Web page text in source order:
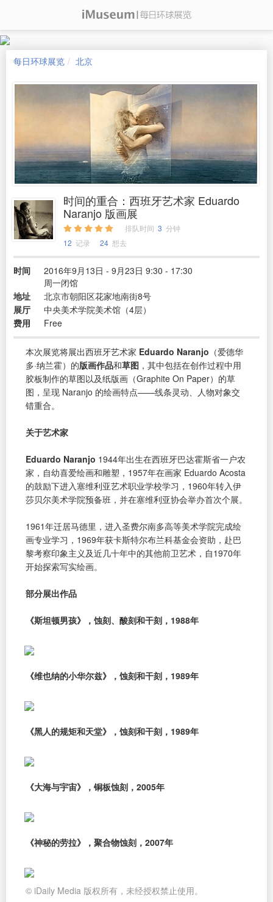
每日环球展览 北京
时间的重合：西班牙艺术家 Eduardo
Naranjo 版画展
排队时间 3 分钟
12 记录 24 想去
时间
2016年9月13日 - 9月23日 9:30 - 17:30
周一闭馆
地址
北京市朝阳区花家地南街8号
展厅
中央美术学院美术馆（4层）
费用
Free
本次展览将展出西班牙艺术家 Eduardo Naranjo （爱德华
多·纳兰霍）的版画作品和草图 ，其中包括在创作过程中用
胶板制作的草图以及纸版画（Graphite On Paper）的草
图，呈现 Naranjo 的绘画特点——线条灵动、人物对象交
错重合。
关于艺术家
Eduardo Naranjo 1944年出生在西班牙巴达霍斯省一户农
家，自幼喜爱绘画和雕塑，1957年在画家 Eduardo Acosta
的鼓励下进入塞维利亚艺术职业学校学习，1960年转入伊
莎贝尔美术学院预备班，并在塞维利亚协会举办首次个展。
1961年迁居马德里，进入圣费尔南多高等美术学院完成绘
画专业学习，1969年获卡斯特尔布兰科基金会资助，赴巴
黎考察印象主义及近几十年中的其他前卫艺术，自1970年
开始探索写实绘画。
部分展出作品
《斯坦顿男孩》，蚀刻、酸刻和干刻，1988年
《维也纳的小华尔兹》，蚀刻和干刻，1989年
《黑人的规矩和天堂》，蚀刻和干刻，1989年
《大海与宇宙》，铜板蚀刻，2005年
《神秘的劳拉》，聚合物蚀刻，2007年
© iDaily Media 版权所有，未经授权禁止使用。